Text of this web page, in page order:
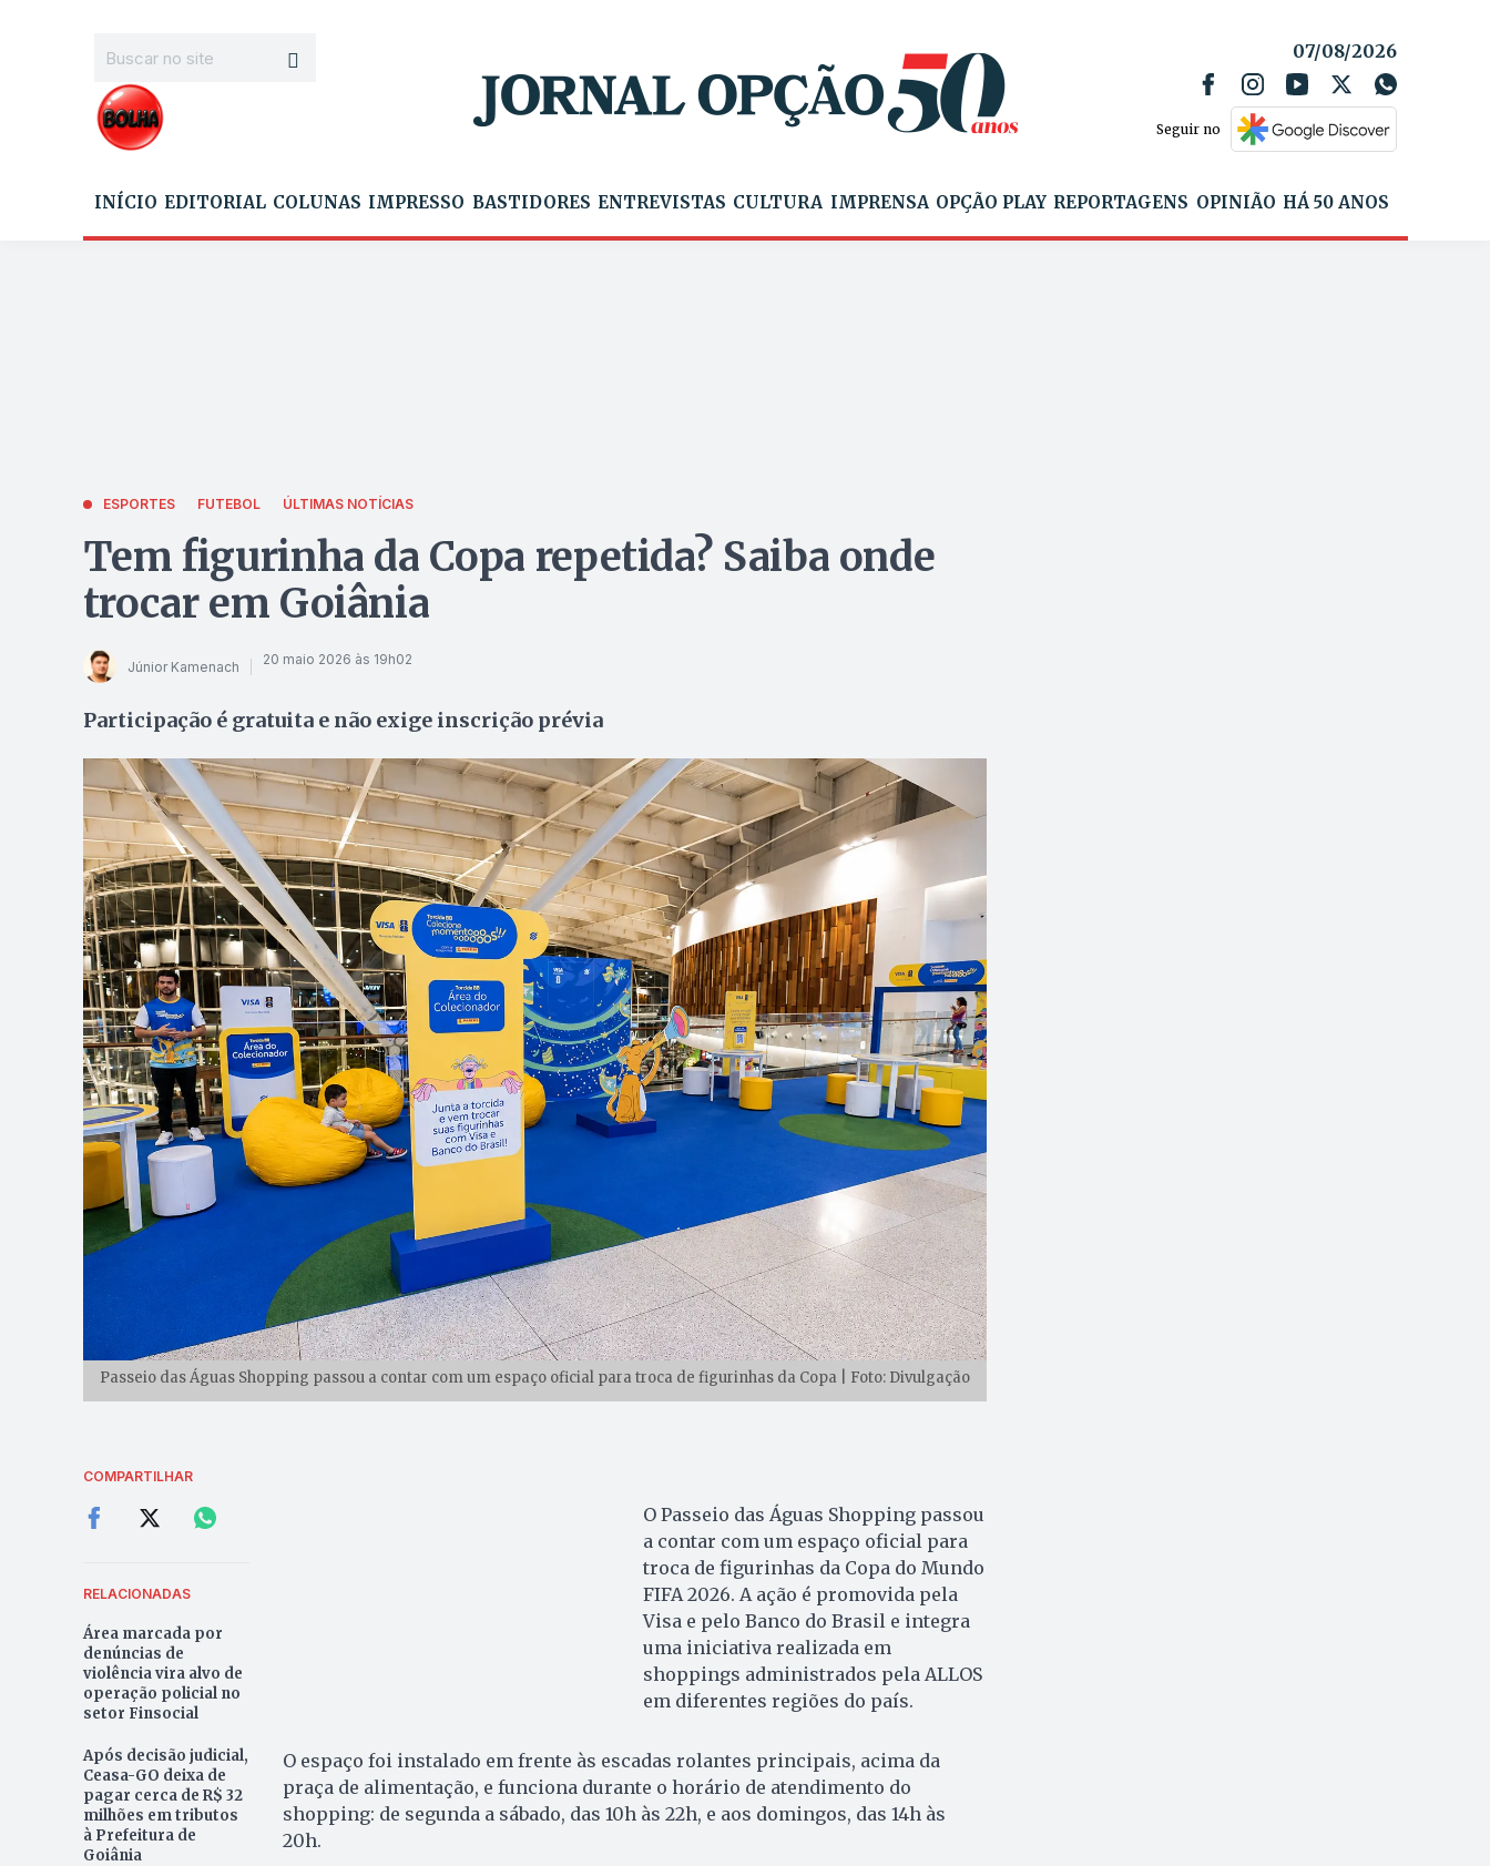
07/08/2026
Seguir no
INÍCIO EDITORIAL COLUNAS IMPRESSO BASTIDORES ENTREVISTAS CULTURA IMPRENSA OPÇÃO PLAY REPORTAGENS OPINIÃO HÁ 50 ANOS
ESPORTES FUTEBOL ÚLTIMAS NOTÍCIAS
Tem figurinha da Copa repetida? Saiba onde
trocar em Goiânia
Júnior Kamenach 20 maio 2026 às 19h02
Participação é gratuita e não exige inscrição prévia
Passeio das Águas Shopping passou a contar com um espaço oficial para troca de figurinhas da Copa | Foto: Divulgação
COMPARTILHAR
RELACIONADAS
Área marcada por
denúncias de
violência vira alvo de
operação policial no
setor Finsocial
Após decisão judicial,
Ceasa-GO deixa de
pagar cerca de R$ 32
milhões em tributos
à Prefeitura de
Goiânia
O Passeio das Águas Shopping passou
a contar com um espaço oficial para
troca de figurinhas da Copa do Mundo
FIFA 2026. A ação é promovida pela
Visa e pelo Banco do Brasil e integra
uma iniciativa realizada em
shoppings administrados pela ALLOS
em diferentes regiões do país.
O espaço foi instalado em frente às escadas rolantes principais, acima da
praça de alimentação, e funciona durante o horário de atendimento do
shopping: de segunda a sábado, das 10h às 22h, e aos domingos, das 14h às
20h.